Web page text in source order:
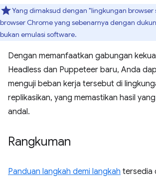
Yang dimaksud dengan "lingkungan browser
browser Chrome yang sebenarnya dengan
bukan emulasi software.
Dengan memanfaatkan gabungan
Headless dan Puppeteer baru, Anda
menguji beban kerja tersebut di
replikasikan, yang memastikan hasil
andal.
Rangkuman
Panduan langkah demi langkah tersedia